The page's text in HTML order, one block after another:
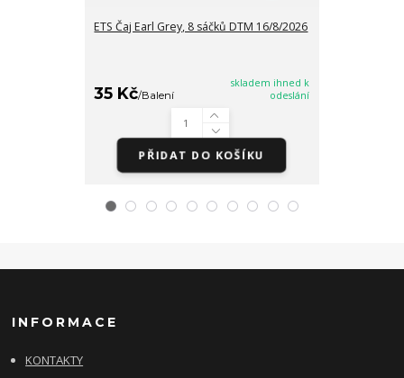
ETS Čaj Earl Grey, 8 sáčků DTM 16/8/2026
35 Kč/Balení
skladem ihned k
odeslání
PŘIDAT DO KOŠÍKU
INFORMACE
KONTAKTY